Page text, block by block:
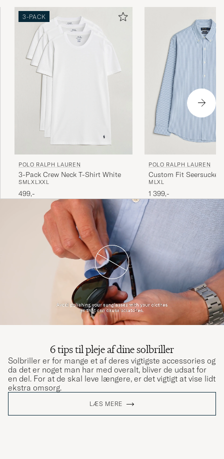
3-PACK
POLO RALPH LAUREN
3-Pack Crew Neck T-Shirt White
SMLXLXXL
499,-
POLO RALPH LAUREN
Custom Fit
Stripe Shirt Blue
M LXL
1 399,-
6 tips til pleje af dine solbriller
Solbriller er for mange et af deres vigtigste accessories og
da det er noget man har med overalt, bliver de udsat for
en del. For at de skal leve længere, er det vigtigt at vise lidt
ekstra omsorg.
LÆS MERE